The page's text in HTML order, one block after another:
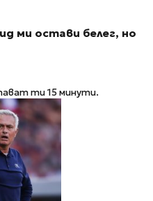
ми остави белег, но
ти 15 минути.